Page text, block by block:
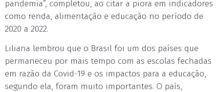
pandemia”, completou, ao citar a piora em indicadores
como renda, alimentação e educação no período de
2020 a 2022.
Liliana lembrou que o Brasil foi um dos países que
permaneceu por mais tempo com as escolas fechadas
em razão da Covid-19 e os impactos para a educação,
segundo ela, foram muito importantes. O país,